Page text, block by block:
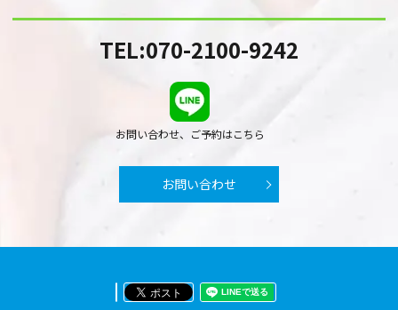
TEL:070-2100-9242
お問い合わせ、ご予約はこちら
お問い合わせ